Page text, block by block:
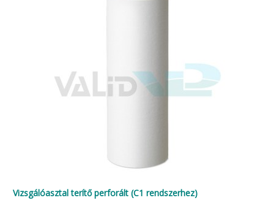
Vizsgálóasztal terítő perforált (C1 rendszerhez)